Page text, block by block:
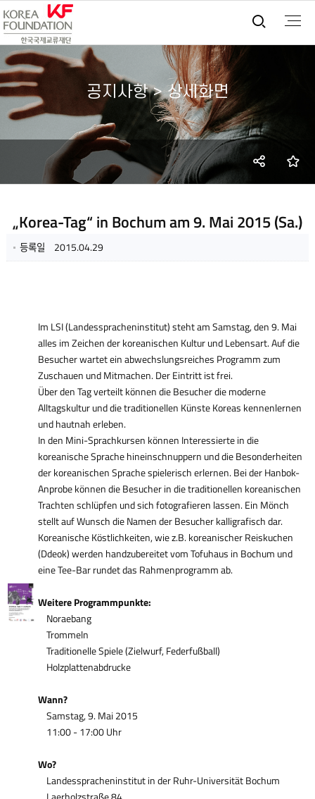
통합
공지사항 > 상세화면
SNS
„Korea-Tag“ in Bochum am 9. Mai 2015 (Sa.)
등록일 2015.04.29
Im LSI (Landesspracheninstitut) steht am Samstag, den 9. Mai
alles im Zeichen der koreanischen Kultur und Lebensart. Auf die
Besucher wartet ein abwechslungsreiches Programm zum
Zuschauen und Mitmachen. Der Eintritt ist frei.
Über den Tag verteilt können die Besucher die moderne
Alltagskultur und die traditionellen Künste Koreas kennenlernen
und hautnah erleben.
In den Mini-Sprachkursen können Interessierte in die
koreanische Sprache hineinschnuppern und die Besonderheiten
der koreanischen Sprache spielerisch erlernen. Bei der Hanbok-
Anprobe können die Besucher in die traditionellen koreanischen
Trachten schlüpfen und sich fotografieren lassen. Ein Mönch
stellt auf Wunsch die Namen der Besucher kalligrafisch dar.
Koreanische Köstlichkeiten, wie z.B. koreanischer Reiskuchen
(Ddeok) werden handzubereitet vomTofuhaus in Bochum und
eine Tee-Bar rundet das Rahmenprogramm ab.
Weitere Programmpunkte:
Noraebang
Trommeln
Traditionelle Spiele (Zielwurf, Federfußball)
Holzplattenabdrucke
Wann?
Samstag, 9. Mai 2015
11:00 - 17:00 Uhr
Wo?
Landesspracheninstitut in der Ruhr-Universität Bochum